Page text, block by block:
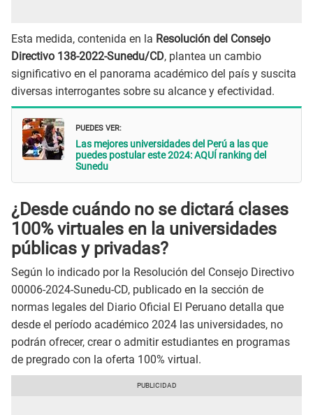
Esta medida, contenida en la Resolución del Consejo
Directivo 138-2022-Sunedu/CD, plantea un cambio
significativo en el panorama académico del país y suscita
diversas interrogantes sobre su alcance y efectividad.
PUEDES VER:
Las mejores universidades del Perú a las que
puedes postular este 2024: AQUÍ ranking del
Sunedu
¿Desde cuándo no se dictará clases
100% virtuales en la universidades
públicas y privadas?
Según lo indicado por la Resolución del Consejo Directivo
00006-2024-Sunedu-CD, publicado en la sección de
normas legales del Diario Oficial El Peruano detalla que
desde el período académico 2024 las universidades, no
podrán ofrecer, crear o admitir estudiantes en programas
de pregrado con la oferta 100% virtual.